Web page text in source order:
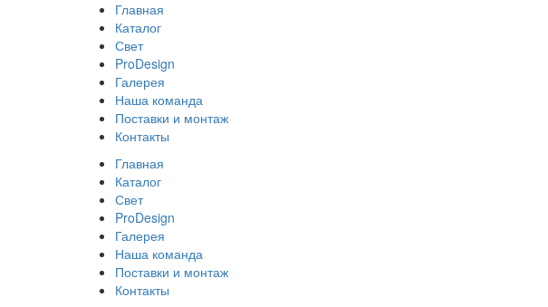
Главная
Каталог
Свет
ProDesign
Галерея
Наша команда
Поставки и монтаж
Контакты
Главная
Каталог
Свет
ProDesign
Галерея
Наша команда
Поставки и монтаж
Контакты